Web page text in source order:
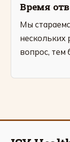
Время
Мы
нескольких
вопрос, тем